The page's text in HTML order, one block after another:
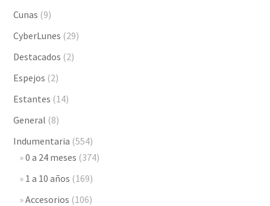
Cunas (9)
CyberLunes (29)
Destacados (2)
Espejos (2)
Estantes (14)
General (8)
Indumentaria (554)
0 a 24 meses (374)
1 a 10 años (169)
Accesorios (106)